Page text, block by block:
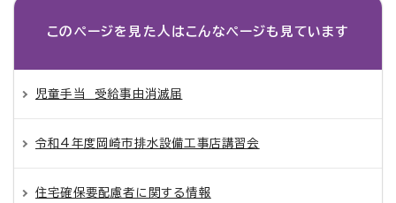
このページを見た人は こんなページも見ています
児童手当 受給事由消滅届
令和4年度岡崎市排水設備工事店講習会
住宅確保要配慮者に関する情報